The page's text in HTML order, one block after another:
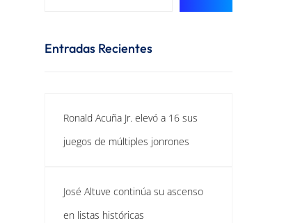
Entradas Recientes
Ronald Acuña Jr. elevó a 16 sus
juegos de múltiples jonrones
José Altuve continúa su ascenso
en listas históricas